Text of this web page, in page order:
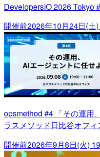
DevelopersIO 2026 Tokyo
開催前2026年10月24日(土
opsmethod #4 「その運用
ラスメソッド日比谷オフィ
開催前2026年9月8日(火)